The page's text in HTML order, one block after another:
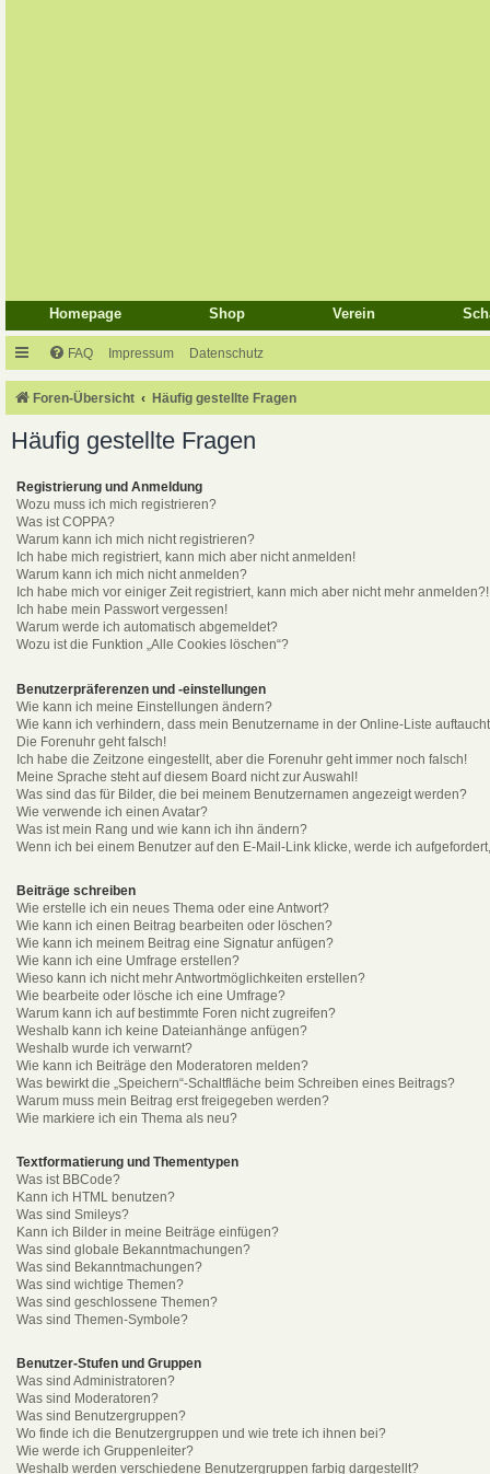
Homepage Shop Verein
FAQ Impressum Datenschutz
Foren-Übersicht Häufig gestellte Fragen
Häufig gestellte Fragen
Registrierung und Anmeldung
Wozu muss ich mich registrieren?
Was ist COPPA?
Warum kann ich mich nicht registrieren?
Ich habe mich registriert, kann mich aber nicht anmelden!
Warum kann ich mich nicht anmelden?
Ich habe mich vor einiger Zeit registriert, kann mich aber nicht mehr anmelden?!
Ich habe mein Passwort vergessen!
Warum werde ich automatisch abgemeldet?
Wozu ist die Funktion „Alle Cookies löschen“?
Benutzerpräferenzen und -einstellungen
Wie kann ich meine Einstellungen ändern?
Wie kann ich verhindern, dass mein Benutzername in der Online-Liste
Die Forenuhr geht falsch!
Ich habe die Zeitzone eingestellt, aber die Forenuhr geht immer noch falsch!
Meine Sprache steht auf diesem Board nicht zur Auswahl!
Was sind das für Bilder, die bei meinem Benutzernamen angezeigt werden?
Wie verwende ich einen Avatar?
Was ist mein Rang und wie kann ich ihn ändern?
Wenn ich bei einem Benutzer auf den E-Mail-Link klicke, werde ich
Beiträge schreiben
Wie erstelle ich ein neues Thema oder eine Antwort?
Wie kann ich einen Beitrag bearbeiten oder löschen?
Wie kann ich meinem Beitrag eine Signatur anfügen?
Wie kann ich eine Umfrage erstellen?
Wieso kann ich nicht mehr Antwortmöglichkeiten erstellen?
Wie bearbeite oder lösche ich eine Umfrage?
Warum kann ich auf bestimmte Foren nicht zugreifen?
Weshalb kann ich keine Dateianhänge anfügen?
Weshalb wurde ich verwarnt?
Wie kann ich Beiträge den Moderatoren melden?
Was bewirkt die „Speichern“-Schaltfläche beim Schreiben eines Beitrags?
Warum muss mein Beitrag erst freigegeben werden?
Wie markiere ich ein Thema als neu?
Textformatierung und Thementypen
Was ist BBCode?
Kann ich HTML benutzen?
Was sind Smileys?
Kann ich Bilder in meine Beiträge einfügen?
Was sind globale Bekanntmachungen?
Was sind Bekanntmachungen?
Was sind wichtige Themen?
Was sind geschlossene Themen?
Was sind Themen-Symbole?
Benutzer-Stufen und Gruppen
Was sind Administratoren?
Was sind Moderatoren?
Was sind Benutzergruppen?
Wo finde ich die Benutzergruppen und wie trete ich ihnen bei?
Wie werde ich Gruppenleiter?
Weshalb werden verschiedene Benutzergruppen farbig dargestellt?